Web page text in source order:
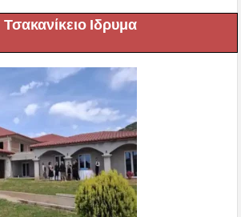
Τσακανίκειο Ιδρυμα